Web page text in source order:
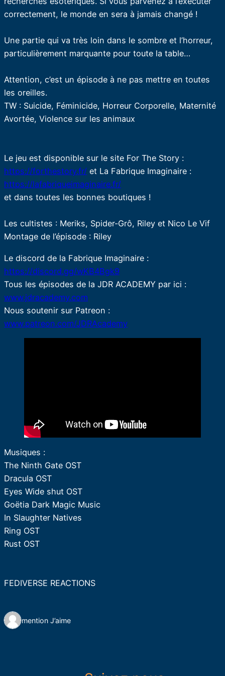
correctement, le monde en sera à jamais changé !
Une partie qui va très loin dans le sombre et l’horreur,
particulièrement marquante pour toute la table…
Attention, c’est un épisode à ne pas mettre en toutes
les oreilles.
TW : Suicide, Féminicide, Horreur Corporelle, Maternité
Avortée, Violence sur les animaux
Le jeu est disponible sur le site For The Story :
https://forthestory.fr/ et La Fabrique Imaginaire :
https://lafabriqueimaginaire.fr/
et dans toutes les bonnes boutiques !
Les cultistes : Meriks, Spider-Grô, Riley et Nico Le Vif
Montage de l’épisode : Riley
Le discord de la Fabrique Imaginaire :
https://discord.gg/wKB4Bgk9
Tous les épisodes de la JDR ACADEMY par ici :
www.jdracademy.com
Nous soutenir sur Patreon :
www.patreon.com/JDRAcademy
Musiques :
The Ninth Gate OST
Dracula OST
Eyes Wide shut OST
Goëtia Dark Magic Music
In Slaughter Natives
Ring OST
Rust OST
FEDIVERSE REACTIONS
1 mention J’aime